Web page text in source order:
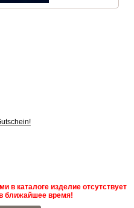
в каталоге изделие отсутствует
ближайшее время!